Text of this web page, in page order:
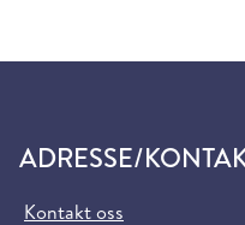
ADRESSE/
Kontakt oss